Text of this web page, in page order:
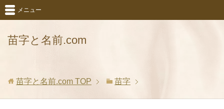
苗字と名前.com
メニュー
苗字と名前.com TOP 苗字